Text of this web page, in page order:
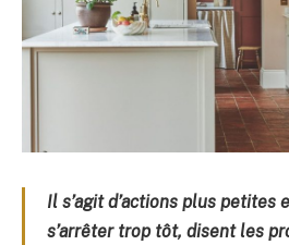
Il s’agit d’actions plus petites
s’arrêter trop tôt, disent les